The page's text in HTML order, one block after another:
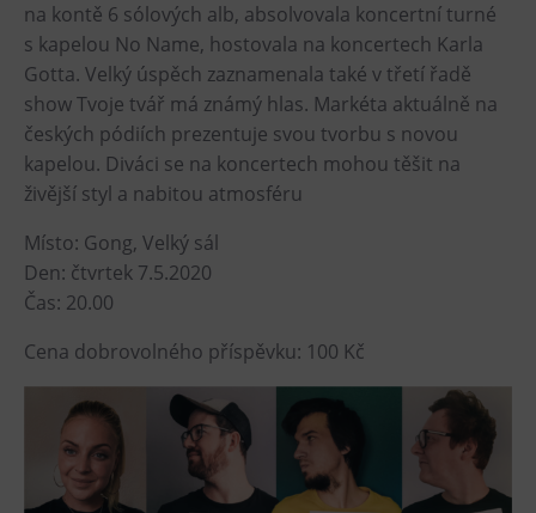
Dolní Vítkovice
Hornické muzeum
Občerstvení
Bolt Café
Kavárna Velký Svět techniky
L’Osteria
PECKA DOV
Restaurace VP ART
Bistropen
CØKAFE Dolní Vítkovice
FUTURE café
Catering
na kontě 6 sólových alb, absolvovala koncertní turné
s kapelou No Name, hostovala na koncertech Karla
Gotta. Velký úspěch zaznamenala také v třetí řadě
show Tvoje tvář má známý hlas. Markéta aktuálně na
českých pódiích prezentuje svou tvorbu s novou
kapelou. Diváci se na koncertech mohou těšit na
živější styl a nabitou atmosféru
Místo: Gong, Velký sál
Den: čtvrtek 7.5.2020
Čas: 20.00
Cena dobrovolného příspěvku: 100 Kč